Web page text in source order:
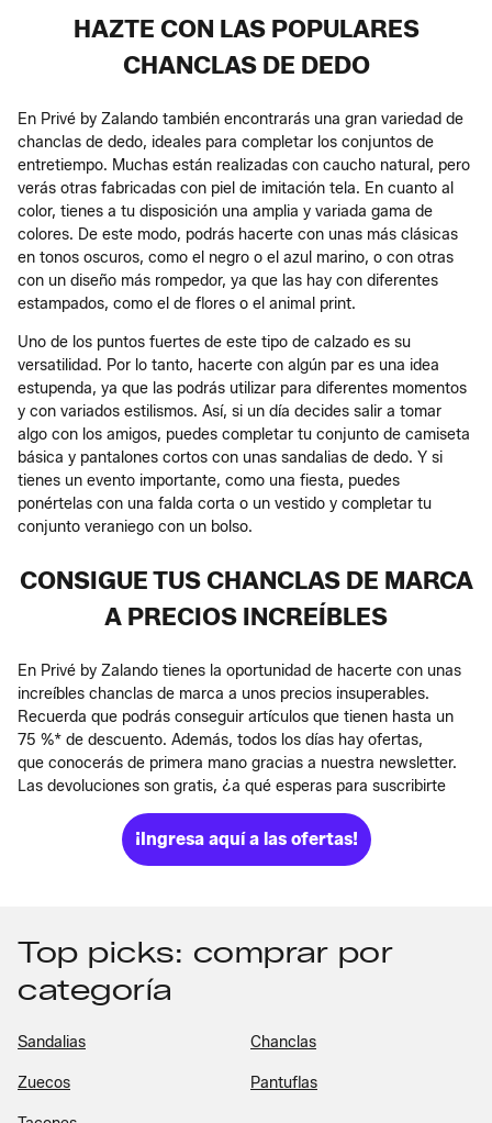
HAZTE CON LAS POPULARES
CHANCLAS DE DEDO
En Privé by Zalando también encontrarás una gran variedad de
chanclas de dedo, ideales para completar los conjuntos de
entretiempo. Muchas están realizadas con caucho natural, pero
verás otras fabricadas con piel de imitación tela. En cuanto al
color, tienes a tu disposición una amplia y variada gama de
colores. De este modo, podrás hacerte con unas más clásicas
en tonos oscuros, como el negro o el azul marino, o con otras
con un diseño más rompedor, ya que las hay con diferentes
estampados, como el de flores o el animal print.
Uno de los puntos fuertes de este tipo de calzado es su
versatilidad. Por lo tanto, hacerte con algún par es una idea
estupenda, ya que las podrás utilizar para diferentes momentos
y con variados estilismos. Así, si un día decides salir a tomar
algo con los amigos, puedes completar tu conjunto de camiseta
básica y pantalones cortos con unas sandalias de dedo. Y si
tienes un evento importante, como una fiesta, puedes
ponértelas con una falda corta o un vestido y completar tu
conjunto veraniego con un bolso.
CONSIGUE TUS CHANCLAS DE MARCA
A PRECIOS INCREÍBLES
En Privé by Zalando tienes la oportunidad de hacerte con unas
increíbles chanclas de marca a unos precios insuperables.
Recuerda que podrás conseguir artículos que tienen hasta un
75 %* de descuento. Además, todos los días hay ofertas,
que conocerás de primera mano gracias a nuestra newsletter.
Las devoluciones son gratis, ¿a qué esperas para suscribirte
¡Ingresa aquí a las ofertas!
Top picks: comprar por
categoría
Sandalias Chanclas
Zuecos Pantuflas